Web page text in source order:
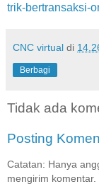
trik-bertransaksi-
CNC virtual di
Berbagi
Tidak ada
Posting
Catatan: Hanya
mengirim komentar.